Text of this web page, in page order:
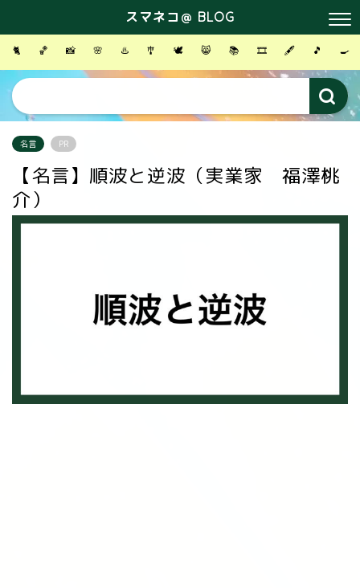
スマネコ＠ BLOG
🐈 🏀 📸 🌸 ♨️ 🎐 🕊 😸 📚 🎞 🖋 🎵 🍳
名言 PR
【名言】順波と逆波（実業家 福澤桃
介）